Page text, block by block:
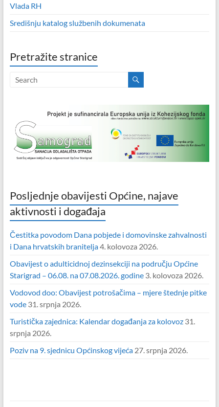
Vlada RH
Središnju katalog službenih dokumenata
Pretražite stranice
Posljednje obavijesti Općine, najave
aktivnosti i događaja
Čestitka povodom Dana pobjede i domovinske zahvalnosti
i Dana hrvatskih branitelja4. kolovoza 2026.
Obavijest o adulticidnoj dezinsekciji na području Općine
Starigrad – 06.08. na 07.08.2026. godine 3. kolovoza 2026.
Vodovod doo: Obavijest potrošačima – mjere štednje pitke
vode 31. srpnja 2026.
Turistička zajednica: Kalendar događanja za kolovoz 31.
srpnja 2026.
Poziv na 9. sjednicu Općinskog vijeća 27. srpnja 2026.